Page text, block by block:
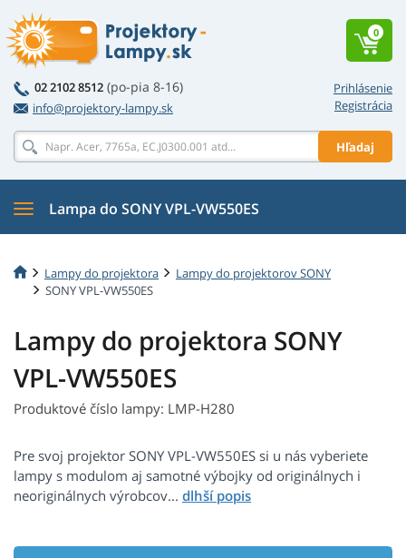
Prihlásenie
Registrácia
02 2102 8512 (po-pia 8-16)
info@projektory-lampy.sk
Hľadaj
0
Lampa do SONY VPL-VW550ES
Lampy do projektora
Lampy do projektorov SONY
SONY VPL-VW550ES
Lampy do projektora SONY
VPL-VW550ES
Produktové číslo lampy: LMP-H280
Pre svoj projektor SONY VPL-VW550ES si u nás vyberiete
lampy s modulom aj samotné výbojky od originálnych i
neoriginálnych výrobcov...